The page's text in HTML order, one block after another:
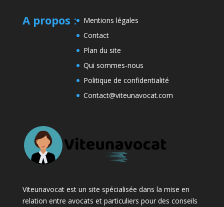
A propos :
Mentions légales
Contact
Plan du site
Qui sommes-nous
Politique de confidentialité
Contact@viteunavocat.com
Viteunavocat est un site spécialisée dans la mise en
relation entre avocats et particuliers pour des conseils